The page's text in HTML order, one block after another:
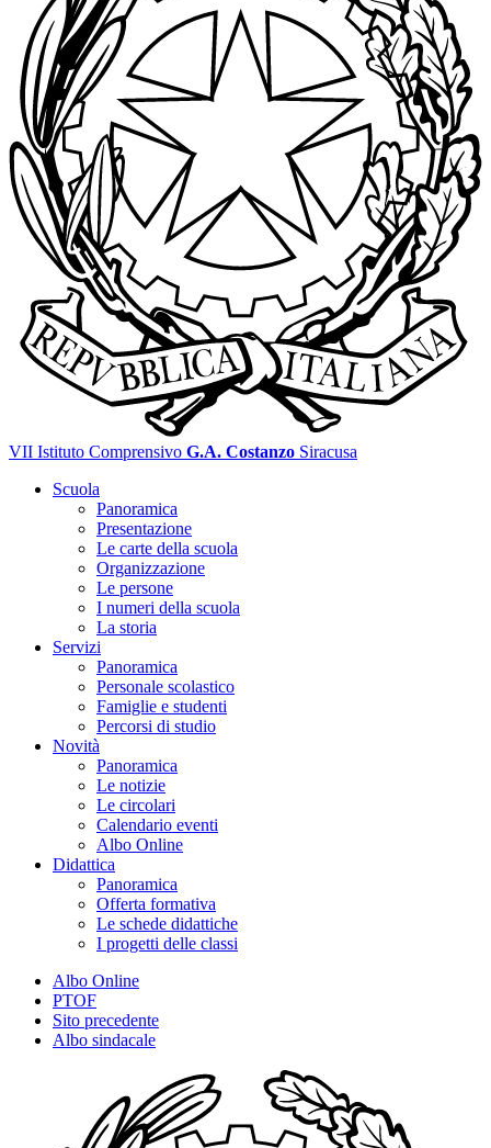
VII Istituto Comprensivo G.A. Costanzo Siracusa
Scuola
Panoramica
Presentazione
Le carte della scuola
Organizzazione
Le persone
I numeri della scuola
La storia
Servizi
Panoramica
Personale scolastico
Famiglie e studenti
Percorsi di studio
Novità
Panoramica
Le notizie
Le circolari
Calendario eventi
Albo Online
Didattica
Panoramica
Offerta formativa
Le schede didattiche
I progetti delle classi
Albo Online
PTOF
Sito precedente
Albo sindacale